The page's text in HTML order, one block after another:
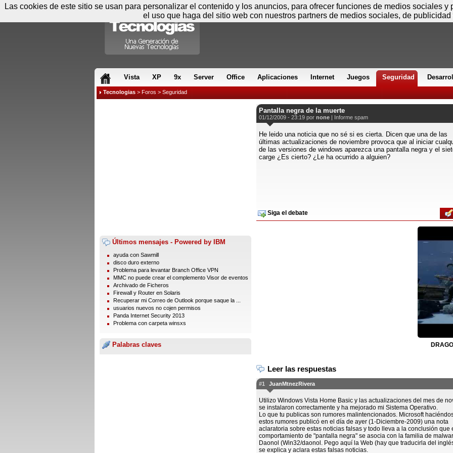
Vista XP 9x Server Office Aplicaciones Internet Juegos Seguridad
Tecnologias > Foros > Seguridad
Últimos mensajes - Powered by IBM
ayuda con Sawmill
disco duro externo
Problema para levantar Branch Office VPN
MMC no puede crear el complemento Visor de eventos
Archivado de Ficheros
Firewall y Router en Solaris
Recuperar mi Correo de Outlook porque saque la ...
usuarios nuevos no cojen permisos
Panda Internet Security 2013
Problema con carpeta winsxs
Palabras claves
Pantalla negra de la muerte
01/12/2009 - 23:19 por none | Informe spam
He leido una noticia que no sé si es cierta. Dicen que una de las
últimas actualizaciones de noviembre provoca que al iniciar
de las versiones de windows aparezca una pantalla negra y el
carge ¿Es cierto? ¿Le ha ocurrido a alguien?
Siga el debate
Leer las respuestas
#1 JuanMtnezRivera
Utilizo Windows Vista Home Basic y las actualizaciones del mes de
se instalaron correctamente y ha mejorado mi Sistema Operativo.
Lo que tu publicas son rumores malintencionados. Microsoft
estos rumores publicó en el día de ayer (1-Diciembre-2009) una nota
aclaratoria sobre estas noticias falsas y todo lleva a la conclusión que
comportamiento de "pantalla negra" se asocia con la familia de
Daonol (Win32/daonol. Pego aquí la Web (hay que traducirla del
se explica y aclara estas falsas noticias.
Las cookies de este sitio se usan para personalizar el contenido y los anuncios, para ofrecer funciones de medios sociales
el uso que haga del sitio web con nuestros partners de medios sociales, de